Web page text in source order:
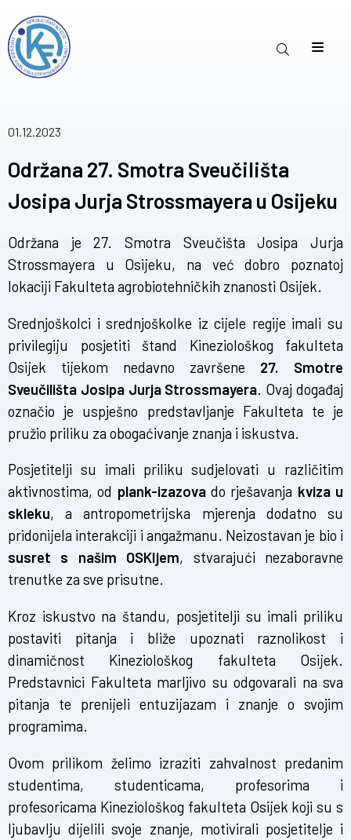
01.12.2023
Održana 27. Smotra Sveučilišta
Josipa Jurja Strossmayera u Osijeku
Održana je 27. Smotra Sveučišta Josipa Jurja
Strossmayera u Osijeku, na već dobro poznatoj
lokaciji Fakulteta agrobiotehničkih znanosti Osijek.
Srednjoškolci i srednjoškolke iz cijele regije imali su
privilegiju posjetiti štand Kineziološkog fakulteta
Osijek tijekom nedavno završene 27. Smotre
Sveučilišta Josipa Jurja Strossmayera. Ovaj događaj
označio je uspješno predstavljanje Fakulteta te je
pružio priliku za obogaćivanje znanja i iskustva.
Posjetitelji su imali priliku sudjelovati u različitim
aktivnostima, od plank-izazovado rješavanja kviza u
skleku, a antropometrijska mjerenja dodatno su
pridonijela interakciji i angažmanu. Neizostavan je bio i
susret s našim OSKIjem, stvarajući nezaboravne
trenutke za sve prisutne.
Kroz iskustvo na štandu, posjetitelji su imali priliku
postaviti pitanja i bliže upoznati raznolikost i
dinamičnost Kineziološkog fakulteta Osijek.
Predstavnici Fakulteta marljivo su odgovarali na sva
pitanja te prenijeli entuzijazam i znanje o svojim
programima.
Ovom prilikom želimo izraziti zahvalnost predanim
studentima, studenticama, profesorima i
profesoricama Kineziološkog fakulteta Osijek koji su s
ljubavlju dijelili svoje znanje, motivirali posjetitelje i